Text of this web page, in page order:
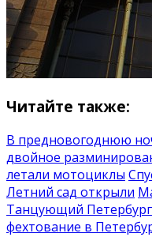
Читайте также:
В предновогоднюю
двойное
летали мотоциклы
Летний сад открыли
Танцующий
фехтование в